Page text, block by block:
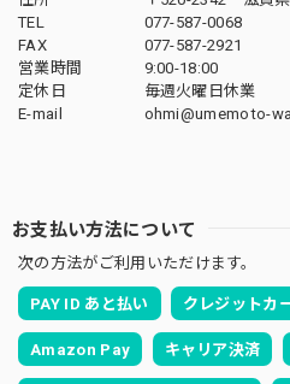
TEL
077-587-0068
FAX
077-587-2921
営業時間
9:00-18:00
定休日
毎週火曜日休業
E-mail
ohmi@umemoto-
お支払い方法について
次の方法がご利用いただけます。
PAY ID あと払い クレジットカ
Amazon Pay キャリア決済